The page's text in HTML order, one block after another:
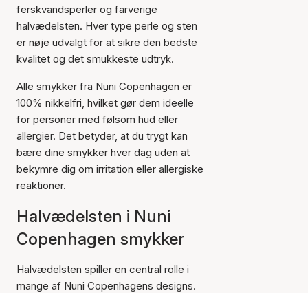
ferskvandsperler og farverige
halvædelsten. Hver type perle og sten
er nøje udvalgt for at sikre den bedste
kvalitet og det smukkeste udtryk.
Alle smykker fra Nuni Copenhagen er
100% nikkelfri, hvilket gør dem ideelle
for personer med følsom hud eller
allergier. Det betyder, at du trygt kan
bære dine smykker hver dag uden at
bekymre dig om irritation eller allergiske
reaktioner.
Halvædelsten i Nuni
Copenhagen smykker
Halvædelsten spiller en central rolle i
mange af Nuni Copenhagens designs.